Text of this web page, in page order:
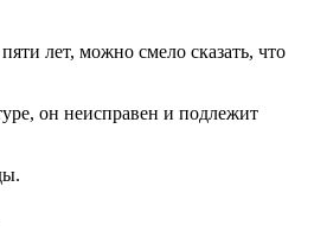
лет, можно смело сказать, что
он неисправен и подлежит